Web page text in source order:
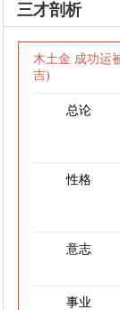
三才剖析
木土金 成功运
吉)
总论
性格
意志
事业